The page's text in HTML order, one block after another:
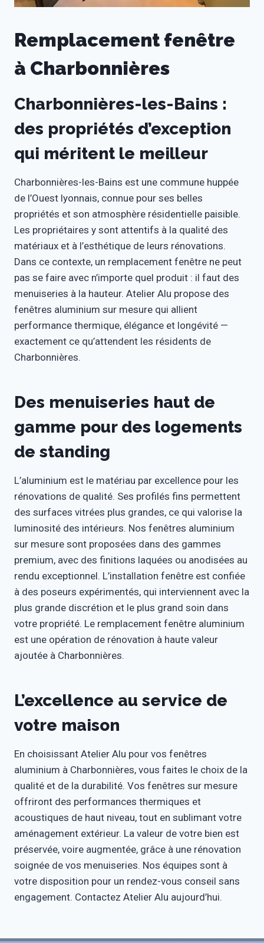
Remplacement fenêtre
à Charbonnières
Charbonnières-les-Bains :
des propriétés d’exception
qui méritent le meilleur
Charbonnières-les-Bains est une commune huppée
de l’Ouest lyonnais, connue pour ses belles
propriétés et son atmosphère résidentielle paisible.
Les propriétaires y sont attentifs à la qualité des
matériaux et à l’esthétique de leurs rénovations.
Dans ce contexte, un remplacement fenêtre ne peut
pas se faire avec n’importe quel produit : il faut des
menuiseries à la hauteur. Atelier Alu propose des
fenêtres aluminium sur mesure qui allient
performance thermique, élégance et longévité —
exactement ce qu’attendent les résidents de
Charbonnières.
Des menuiseries haut de
gamme pour des logements
de standing
L’aluminium est le matériau par excellence pour les
rénovations de qualité. Ses profilés fins permettent
des surfaces vitrées plus grandes, ce qui valorise la
luminosité des intérieurs. Nos fenêtres aluminium
sur mesure sont proposées dans des gammes
premium, avec des finitions laquées ou anodisées au
rendu exceptionnel. L’installation fenêtre est confiée
à des poseurs expérimentés, qui interviennent avec la
plus grande discrétion et le plus grand soin dans
votre propriété. Le remplacement fenêtre aluminium
est une opération de rénovation à haute valeur
ajoutée à Charbonnières.
L’excellence au service de
votre maison
En choisissant Atelier Alu pour vos fenêtres
aluminium à Charbonnières, vous faites le choix de la
qualité et de la durabilité. Vos fenêtres sur mesure
offriront des performances thermiques et
acoustiques de haut niveau, tout en sublimant votre
aménagement extérieur. La valeur de votre bien est
préservée, voire augmentée, grâce à une rénovation
soignée de vos menuiseries. Nos équipes sont à
votre disposition pour un rendez-vous conseil sans
engagement. Contactez Atelier Alu aujourd’hui.